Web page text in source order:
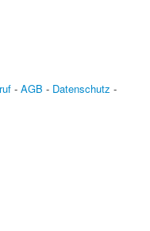
- AGB - Datenschutz -